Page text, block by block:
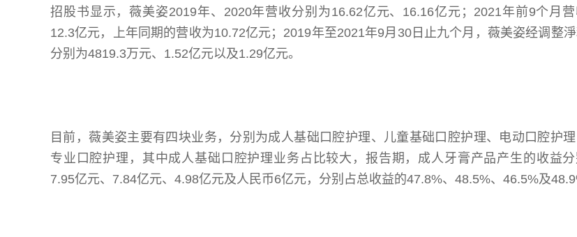
招股书显示，薇美姿2019年、2020年营收分别为16.62亿元、16.16亿元；2021年前9个月
12.3亿元，上年同期的营收为10.72亿元；2019年至2021年9月30日止九个月，薇美姿经调整淨
分别为4819.3万元、1.52亿元以及1.29亿元。
目前，薇美姿主要有四块业务，分别为成人基础口腔护理、儿童基础口腔护理、电动口腔护
专业口腔护理，其中成人基础口腔护理业务占比较大，报告期，成人牙膏产品产生的收益
7.95亿元、7.84亿元、4.98亿元及人民币6亿元，分别占总收益的47.8%、48.5%、46.5%及